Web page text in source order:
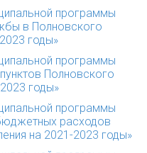
программы
в Полновского
годы»
программы
Полновского
годы»
программы
расходов
на 2021-2023 годы»